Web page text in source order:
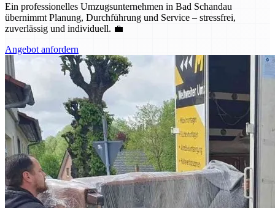
Ein professionelles Umzugsunternehmen in Bad Schandau
übernimmt Planung, Durchführung und Service – stressfrei,
zuverlässig und individuell. 💼
Angebot anfordern